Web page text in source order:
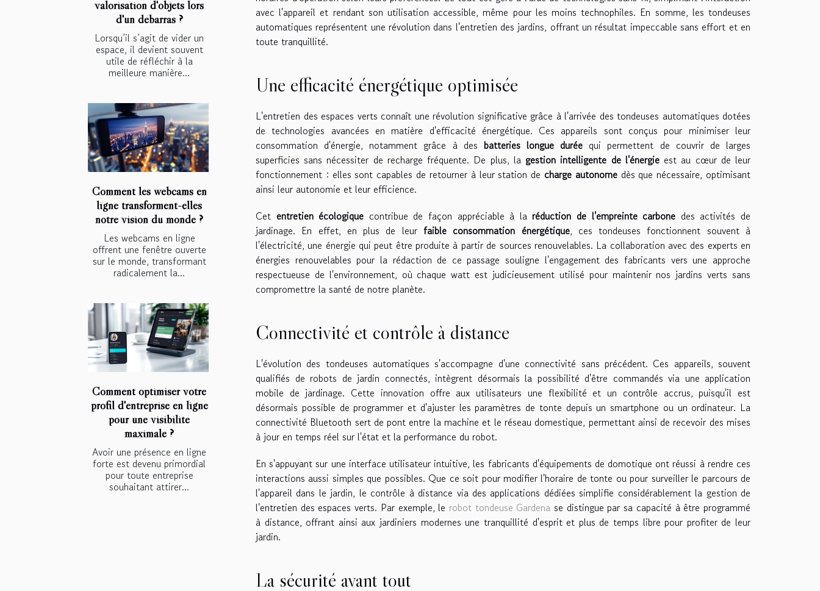
valorisation d'objets lors
d'un débarras ?
Lorsqu’il s’agit de vider un
espace, il devient souvent
utile de réfléchir à la
meilleure manière...
Comment les webcams en
ligne transforment-elles
notre vision du monde ?
Les webcams en ligne
offrent une fenêtre ouverte
sur le monde, transformant
radicalement la...
Comment optimiser votre
profil d'entreprise en ligne
pour une visibilité
maximale ?
Avoir une présence en ligne
forte est devenu primordial
pour toute entreprise
souhaitant attirer...
avec l'appareil et rendant son utilisation accessible, même pour les moins technophiles. En somme, les tondeuses
automatiques représentent une révolution dans l'entretien des jardins, offrant un résultat impeccable sans effort et en
toute tranquillité.
Une efficacité énergétique optimisée
L'entretien des espaces verts connaît une révolution significative grâce à l'arrivée des tondeuses automatiques dotées
de technologies avancées en matière d'efficacité énergétique. Ces appareils sont conçus pour minimiser leur
consommation d'énergie, notamment grâce à des batteries longue durée qui permettent de couvrir de larges
superficies sans nécessiter de recharge fréquente. De plus, la gestion intelligente de l'énergieest au cœur de leur
fonctionnement : elles sont capables de retourner à leur station de charge autonomedès que nécessaire, optimisant
ainsi leur autonomie et leur efficience.
Cet entretien écologique contribue de façon appréciable à laréduction de l'empreinte carbone des activités de
jardinage. En effet, en plus de leur faible consommation énergétique, ces tondeuses fonctionnent souvent à
l'électricité, une énergie qui peut être produite à partir de sources renouvelables. La collaboration avec des experts en
énergies renouvelables pour la rédaction de ce passage souligne l'engagement des fabricants vers une approche
respectueuse de l'environnement, où chaque watt est judicieusement utilisé pour maintenir nos jardins verts sans
compromettre la santé de notre planète.
Connectivité et contrôle à distance
L'évolution des tondeuses automatiques s'accompagne d'une connectivité sans précédent. Ces appareils, souvent
qualifiés de robots de jardin connectés, intègrent désormais la possibilité d'être commandés via une application
mobile de jardinage. Cette innovation offre aux utilisateurs une flexibilité et un contrôle accrus, puisqu'il est
désormais possible de programmer et d'ajuster les paramètres de tonte depuis un smartphone ou un ordinateur. La
connectivité Bluetooth sert de pont entre la machine et le réseau domestique, permettant ainsi de recevoir des mises
à jour en temps réel sur l'état et la performance du robot.
En s'appuyant sur une interface utilisateur intuitive, les fabricants d'équipements de domotique ont réussi à rendre ces
interactions aussi simples que possibles. Que ce soit pour modifier l'horaire de tonte ou pour surveiller le parcours de
l'appareil dans le jardin, le contrôle à distance via des applications dédiées simplifie considérablement la gestion de
l'entretien des espaces verts. Par exemple, le robot tondeuse Gardena se distingue par sa capacité à être programmé
à distance, offrant ainsi aux jardiniers modernes une tranquillité d'esprit et plus de temps libre pour profiter de leur
jardin.
La sécurité avant tout